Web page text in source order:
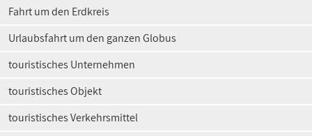
Fahrt um den Erdkreis
Urlaubsfahrt um den ganzen Globus
touristisches Unternehmen
touristisches Objekt
touristisches Verkehrsmittel